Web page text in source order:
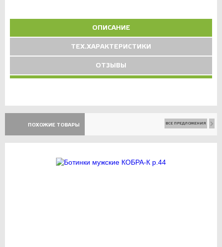
ОПИСАНИЕ
ТЕХ.ХАРАКТЕРИСТИКИ
ОТЗЫВЫ
ПОХОЖИЕ ТОВАРЫ ВСЕ ПРЕДЛОЖЕНИЯ